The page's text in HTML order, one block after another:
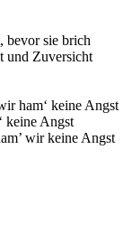
bevor sie brich
und Zuversicht
ham‘ keine Angst
keine Angst
wir keine Angst